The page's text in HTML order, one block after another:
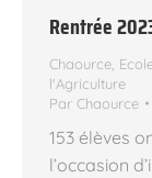
Rentrée
Chaource
l'Agriculture
Par Chaource
153 élèves
l’occasion